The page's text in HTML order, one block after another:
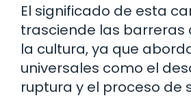
El significado de esta
trasciende las barreras
la cultura, ya que
universales como el
ruptura y el proceso de